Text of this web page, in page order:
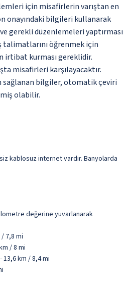
için misafirlerin varıştan en
onayındaki bilgileri kullanarak
gerekli düzenlemeleri yaptırması
öğrenmek için
irtibat kurması gereklidir.
misafirleri karşılayacaktır.
sağlanan bilgiler, otomatik çeviri
olabilir.
kablosuz internet vardır. Banyolarda
değerine yuvarlanarak
7,8 mi
/ 8 mi
13,6 km / 8,4 mi